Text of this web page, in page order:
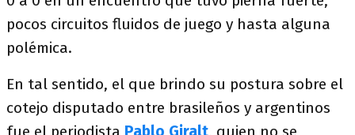
pocos circuitos fluidos de juego y hasta alguna
polémica.
En tal sentido, el que brindo su postura sobre el
cotejo disputado entre brasileños y argentinos